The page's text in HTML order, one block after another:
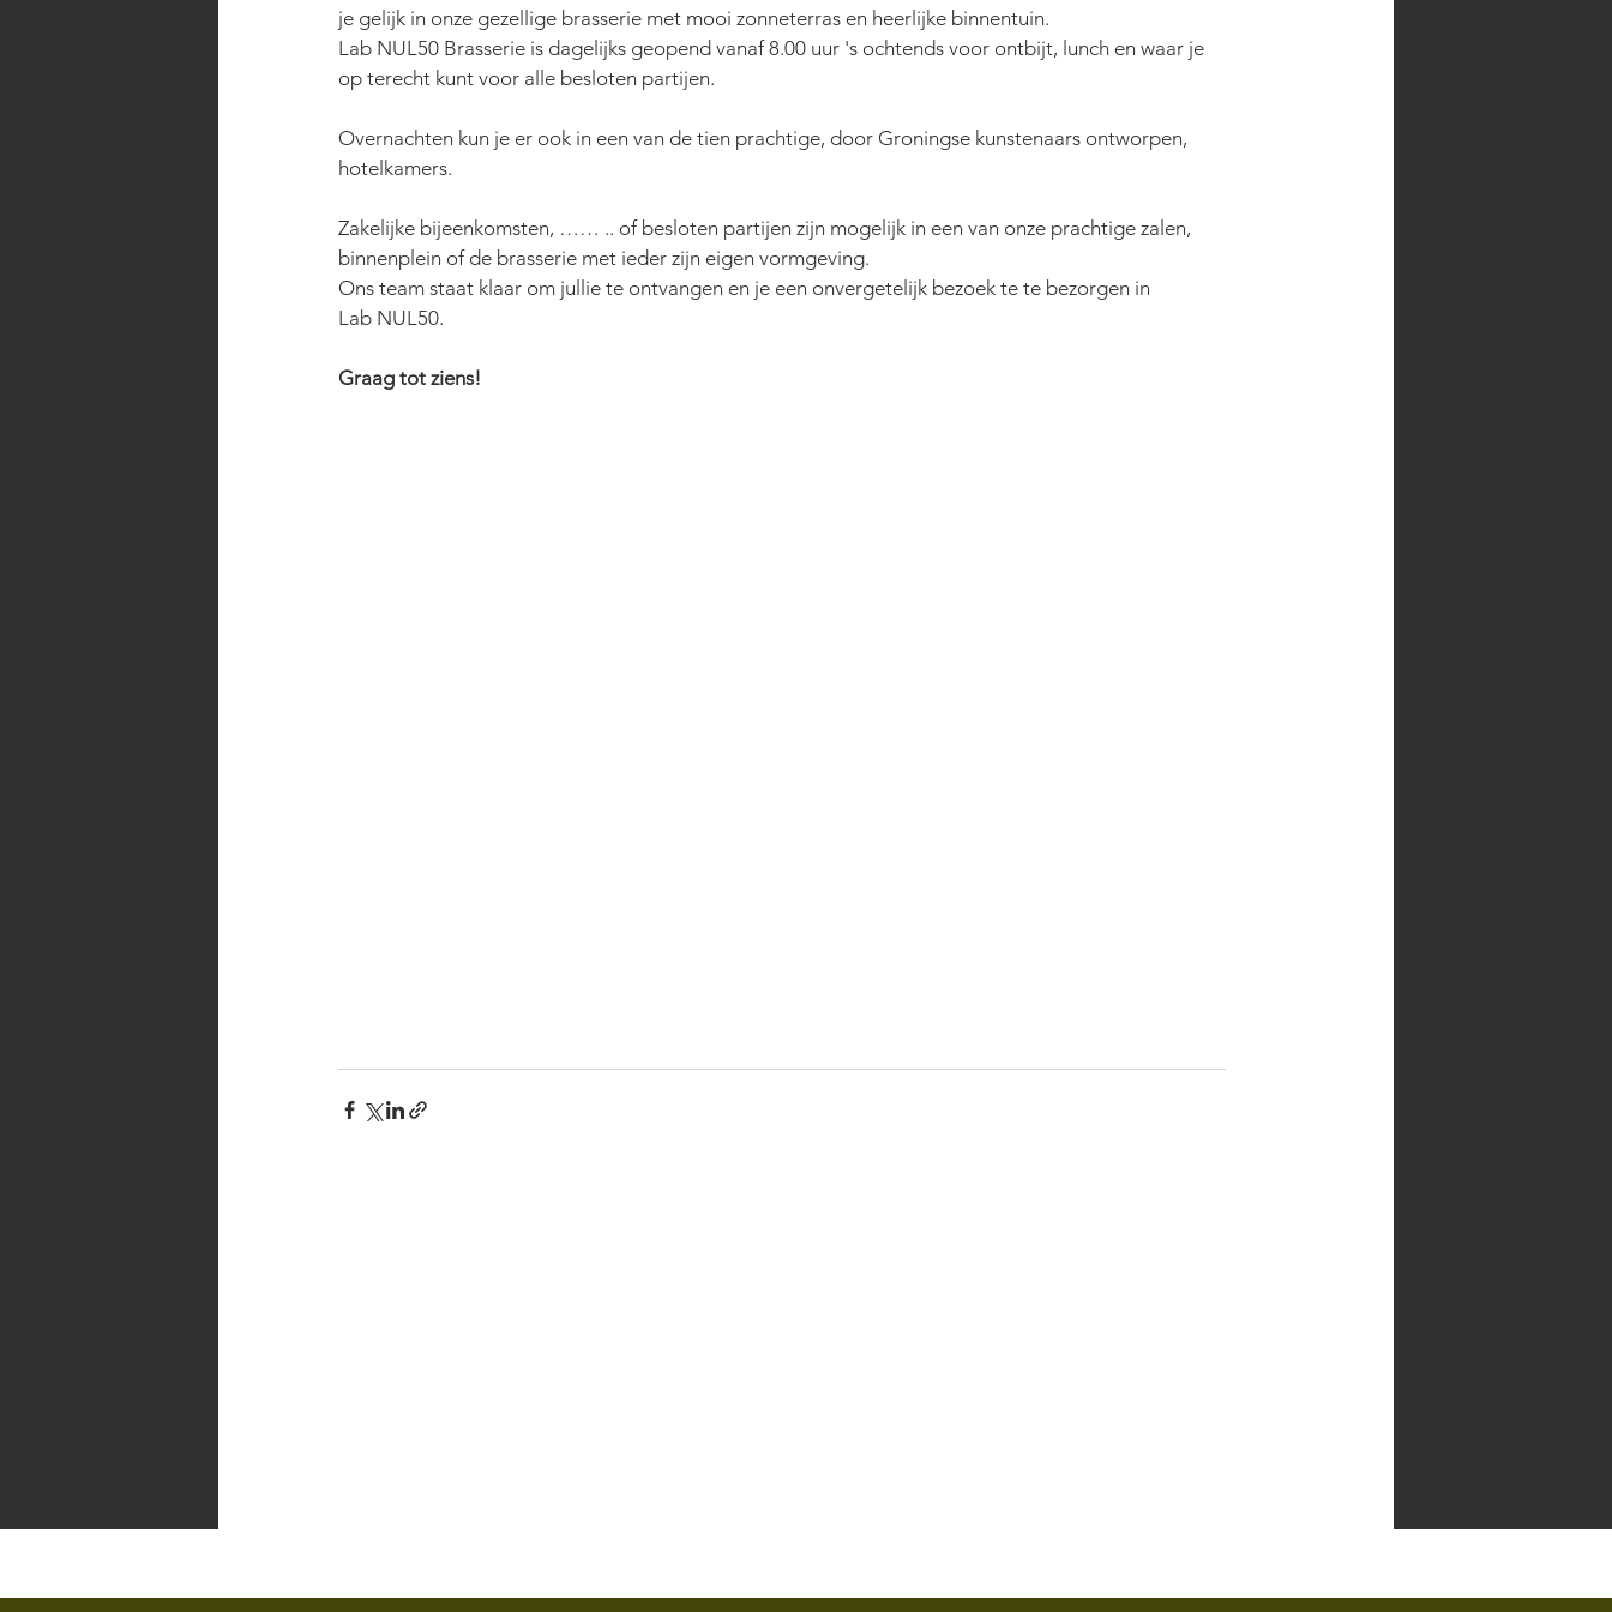
je gelijk in onze gezellige brasserie met mooi zonneterras en heerlijke binnentuin.
Lab NUL50 Brasserie is dagelijks geopend vanaf 8.00 uur 's ochtends voor ontbijt, lunch en waar je
op terecht kunt voor alle besloten partijen.
Overnachten kun je er ook in een van de tien prachtige, door Groningse kunstenaars ontworpen,
hotelkamers.
Zakelijke bijeenkomsten, …… .. of besloten partijen zijn mogelijk in een van onze prachtige zalen,
binnenplein of de brasserie met ieder zijn eigen vormgeving.
Ons team staat klaar om jullie te ontvangen en je een onvergetelijk bezoek te te bezorgen in
Lab NUL50.
Graag tot ziens!